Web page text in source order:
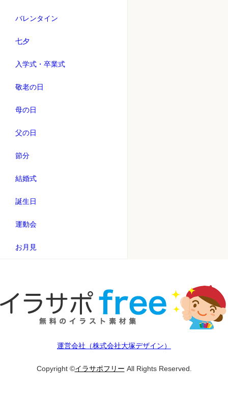
バレンタイン
七夕
入学式・卒業式
敬老の日
母の日
父の日
節分
結婚式
誕生日
運動会
お月見
運営会社（株式会社大塚デザイン）
Copyright ©イラサポフリー All Rights Reserved.